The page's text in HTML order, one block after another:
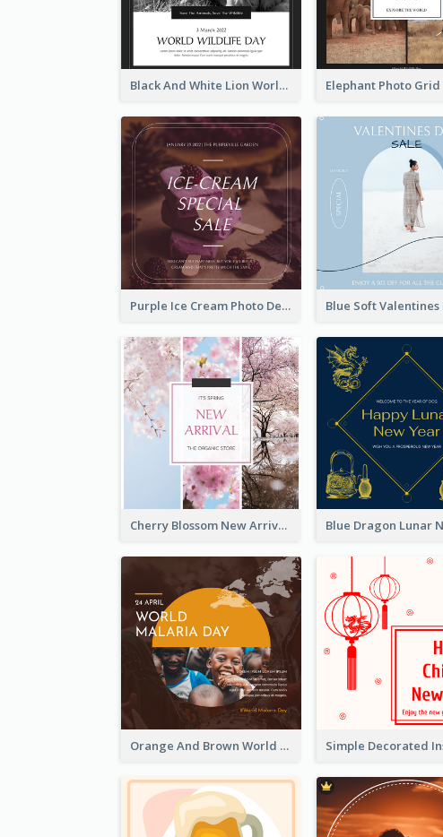
Black And White Lion World Wildlife Day Instagram Post
Purple Ice Cream Photo Dessert Sale Instagram Post
Cherry Blossom New Arrival Instagram Post
Orange And Brown World Malaria Day Instagram Post